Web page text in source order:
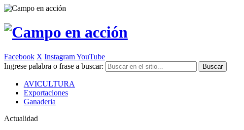
Facebook X InstagramYouTube
Ingrese palabra o frase a buscar:
AVICULTURA
Exportaciones
Ganaderia
Actualidad